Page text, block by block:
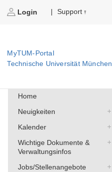
Login | Support
MyTUM-Portal
Technische Universität München
Home
Neuigkeiten
Kalender
Wichtige Dokumente &
Verwaltungsinfos
Jobs/Stellenangebote